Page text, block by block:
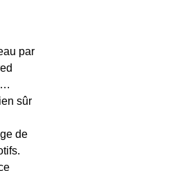
par
sûr
de